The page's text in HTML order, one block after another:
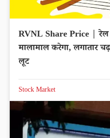
RVNL Share Price | रेल
मालामाल करेगा, लगातार
लूट
Stock Market